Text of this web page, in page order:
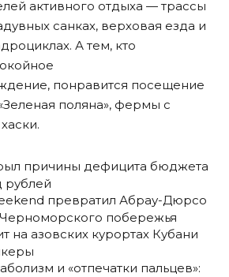
активного отдыха — трассы
санках, верховая езда и
А тем, кто
понравится посещение
поляна», фермы с
причины дефицита бюджета
рублей
превратил Абрау-Дюрсо
побережья
на азовских курортах Кубани
и «отпечатки пальцев»: